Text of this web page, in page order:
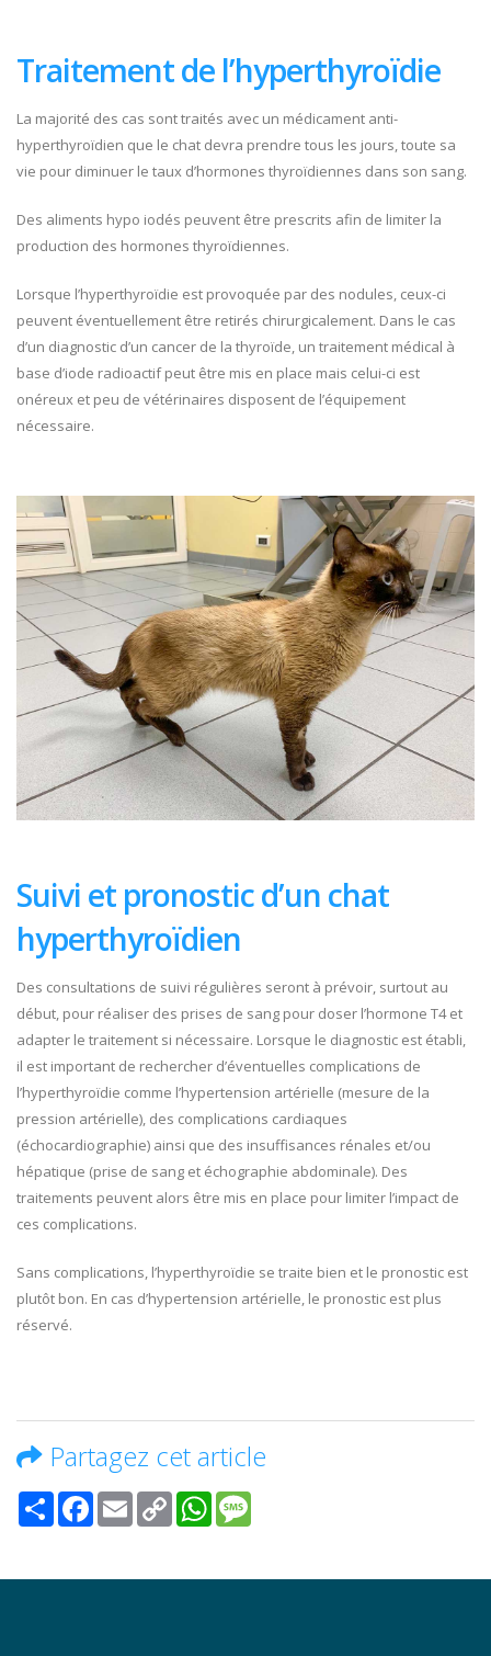
Traitement de l’hyperthyroïdie
La majorité des cas sont traités avec un médicament anti-
hyperthyroïdien que le chat devra prendre tous les jours, toute sa
vie pour diminuer le taux d’hormones thyroïdiennes dans son sang.
Des aliments hypo iodés peuvent être prescrits afin de limiter la
production des hormones thyroïdiennes.
Lorsque l’hyperthyroïdie est provoquée par des nodules, ceux-ci
peuvent éventuellement être retirés chirurgicalement. Dans le cas
d’un diagnostic d’un cancer de la thyroïde, un traitement médical à
base d’iode radioactif peut être mis en place mais celui-ci est
onéreux et peu de vétérinaires disposent de l’équipement
nécessaire.
Suivi et pronostic d’un chat
hyperthyroïdien
Des consultations de suivi régulières seront à prévoir, surtout au
début, pour réaliser des prises de sang pour doser l’hormone T4 et
adapter le traitement si nécessaire. Lorsque le diagnostic est établi,
il est important de rechercher d’éventuelles complications de
l’hyperthyroïdie comme l’hypertension artérielle (mesure de la
pression artérielle), des complications cardiaques
(échocardiographie) ainsi que des insuffisances rénales et/ou
hépatique (prise de sang et échographie abdominale). Des
traitements peuvent alors être mis en place pour limiter l’impact de
ces complications.
Sans complications, l’hyperthyroïdie se traite bien et le pronostic est
plutôt bon. En cas d’hypertension artérielle, le pronostic est plus
réservé.
Partagez cet article
Share Facebook
Email Copy
Link
WhatsApp